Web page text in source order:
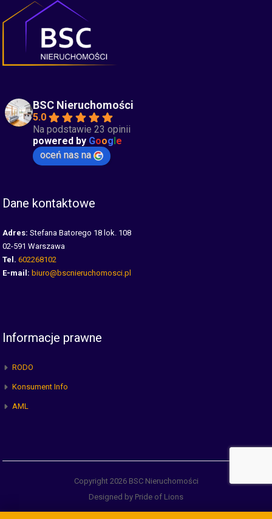
BSC Nieruchomości
5.0
Na podstawie 23 opinii
powered by Google
oceń nas na
Dane kontaktowe
Adres: Stefana Batorego 18 lok. 108
02-591 Warszawa
Tel. 602268102
E-mail: biuro@bscnieruchomosci.pl
Informacje prawne
RODO
Konsument Info
AML
Copyright 2026 BSC Nieruchomości
Designed by Pride of Lions